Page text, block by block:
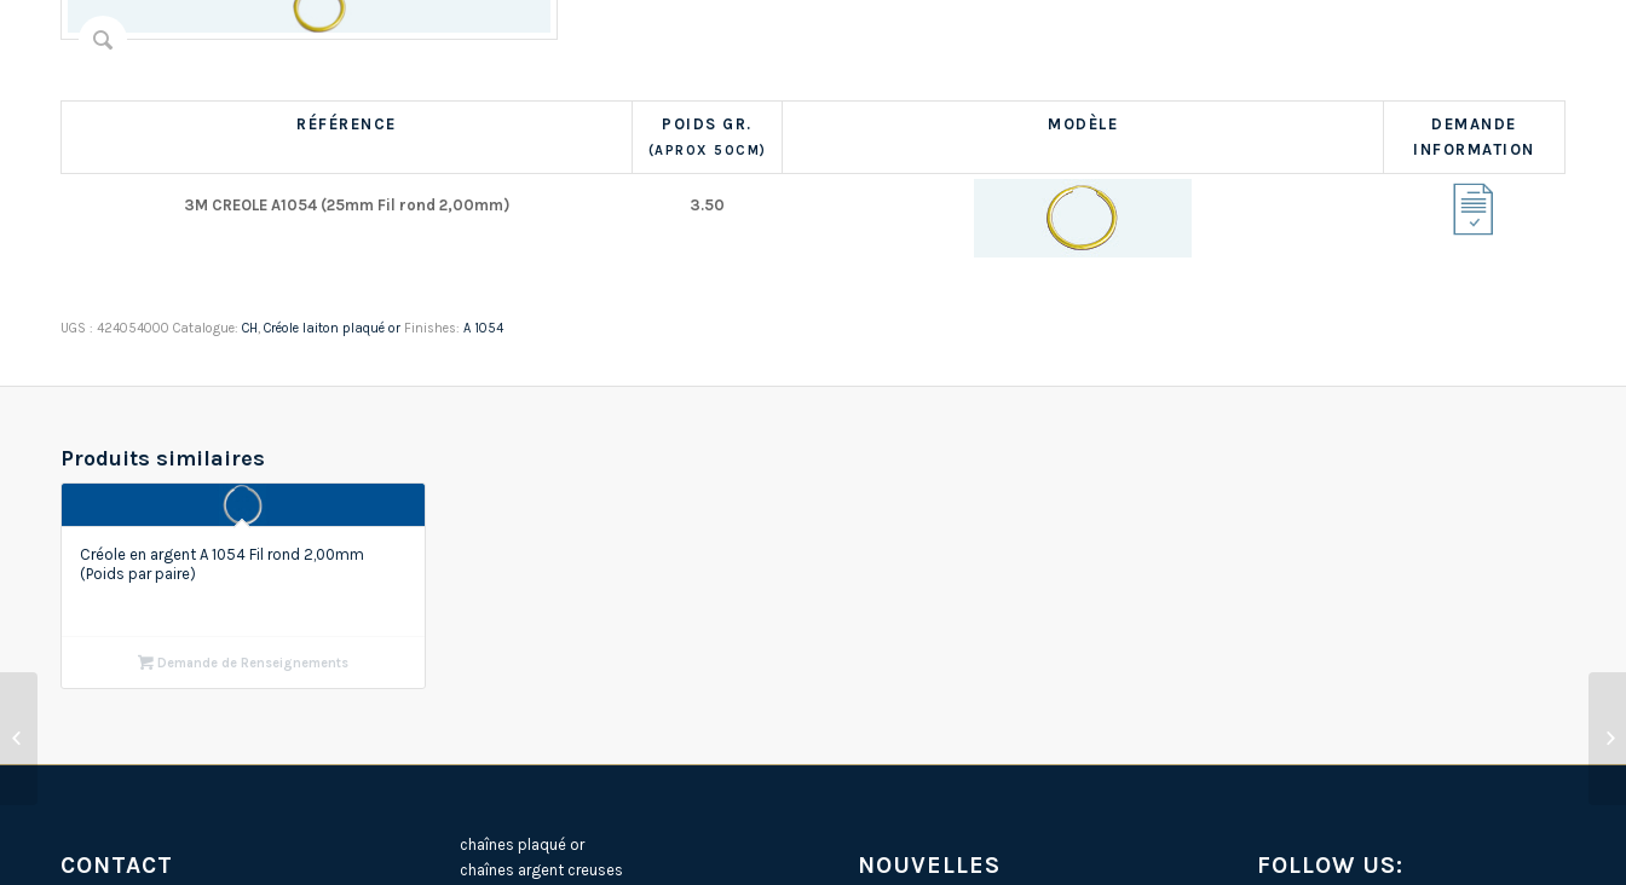
RÉFÉRENCE POIDS GR.
(APROX 50CM)
MODÈLE
DEMANDE
INFORMATION
3M CREOLE A1054 (25mm Fil rond 2,00mm) 3.50
UGS : 424054000 Catalogue: CH, Créole laiton plaqué or Finishes: A 1054
Produits similaires
Créole en argent A 1054 Fil rond 2,00mm
(Poids par paire)
Demande de Renseignements
CONTACT
chaînes plaqué or
chaînes argent creuses
NOUVELLES FOLLOW US:
13,55×5,28mm (Poids...